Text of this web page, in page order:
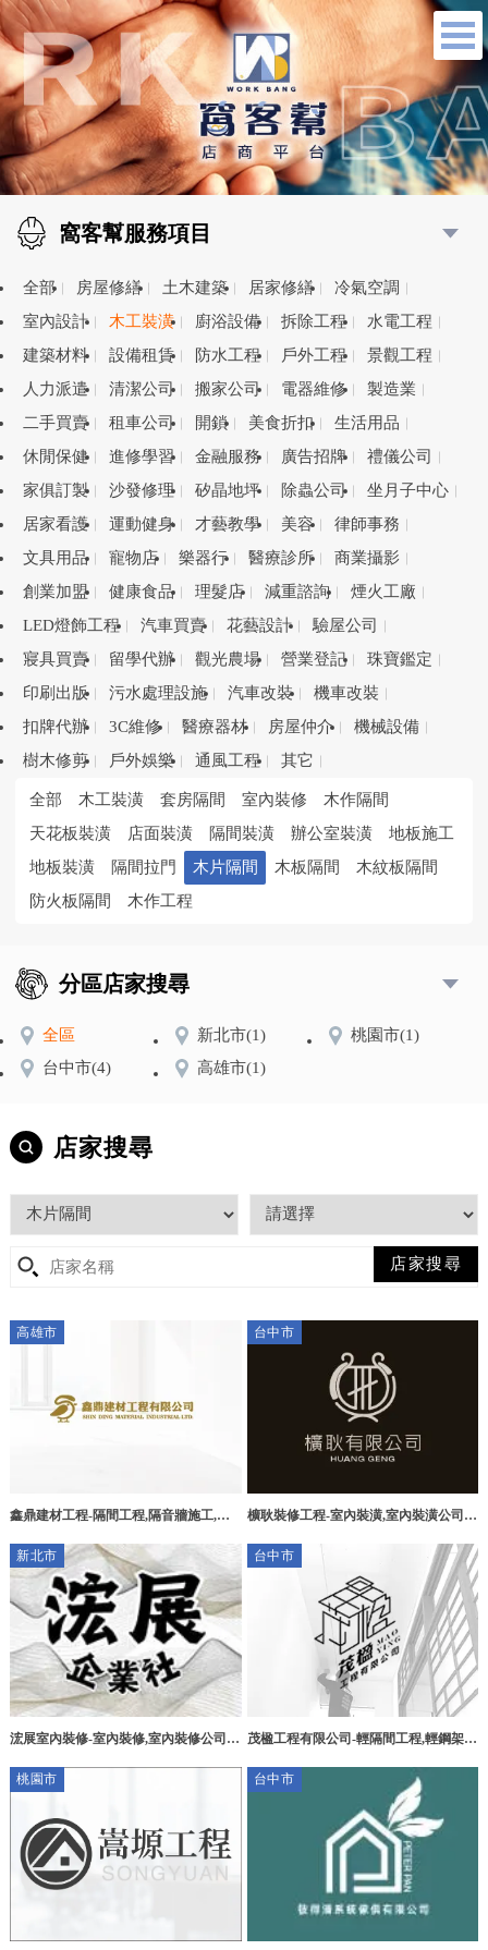
窩客幫服務項目
全部 房屋修繕 土木建築 居家修繕
冷氣空調
室內設計
木工裝潢 廚浴設備 拆除工程
水電工程
建築材料
設備租賃 防水工程 戶外工程
景觀工程
人力派遣
清潔公司 搬家公司 電器維修
製造業
二手買賣
租車公司 開鎖 美食折扣
生活用品
休閒保健
進修學習 金融服務 廣告招牌
禮儀公司
家俱訂製
沙發修理 矽晶地坪 除蟲公司
坐月子中心
居家看護
運動健身 才藝教學 美容
律師事務
文具用品
寵物店 樂器行 醫療診所
商業攝影
創業加盟
健康食品 理髮店 減重諮詢
煙火工廠
LED燈飾工程
汽車買賣 花藝設計
驗屋公司
寢具買賣
留學代辦 觀光農場 營業登記
珠寶鑑定
印刷出版
污水處理設施 汽車改裝
機車改裝
扣牌代辦
3C維修 醫療器材 房屋仲介
機械設備
樹木修剪
戶外娛樂 通風工程 其它
全部 木工裝潢 套房隔間 室內裝修
木作隔間
天花板裝潢
店面裝潢 隔間裝潢 辦公室裝潢
地板施工
地板裝潢
隔間拉門 木片隔間 木板隔間
木紋板隔間
防火板隔間
木作工程
分區店家搜尋
全區 新北市(1) 桃園市(1)
台中市(4) 高雄市(1)
店家搜尋
高雄市
鑫鼎建材工程-隔間工程,隔音牆施工,高
程
台中市
櫎耿裝修工程-室內裝潢,室內裝潢公司,
潢
新北市
浤展室內裝修-室內裝修,室內裝修公司,
台中市
茂楹工程有限公司-輕隔間工程,輕鋼架工
雅區輕隔間工程,大雅區輕鋼架工程
桃園市 台中市